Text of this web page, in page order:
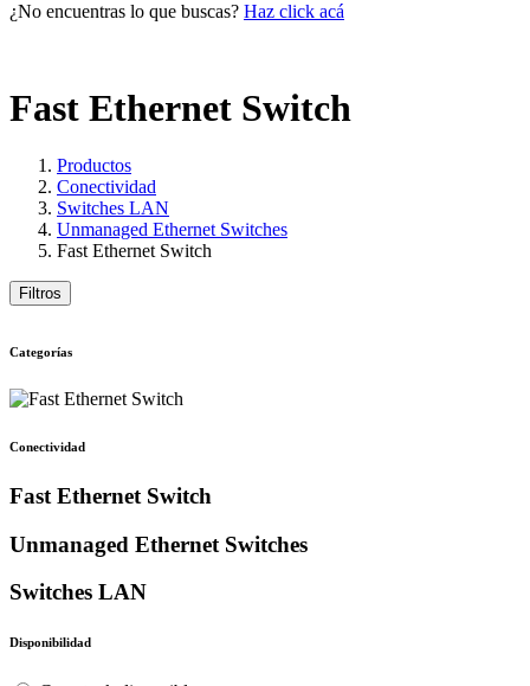
¿No encuentras lo que buscas? Haz click acá
Fast Ethernet Switch
Productos
Conectividad
Switches LAN
Unmanaged Ethernet Switches
Fast Ethernet Switch
Filtros
Categorías
Conectividad
Fast Ethernet Switch
Unmanaged Ethernet Switches
Switches LAN
Disponibilidad